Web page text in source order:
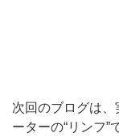
次回のブログは
ーターの“リンフ”